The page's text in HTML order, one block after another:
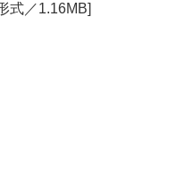
式／1.16MB]